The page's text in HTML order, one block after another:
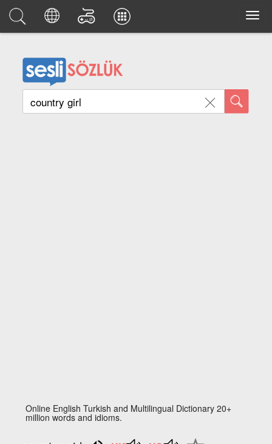
Online English Turkish and Multilingual Dictionary 20+
million words and idioms.